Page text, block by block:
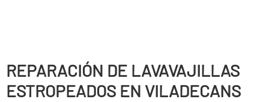
REPARACIÓN DE LAVAVAJILLAS
ESTROPEADOS EN VILADECANS